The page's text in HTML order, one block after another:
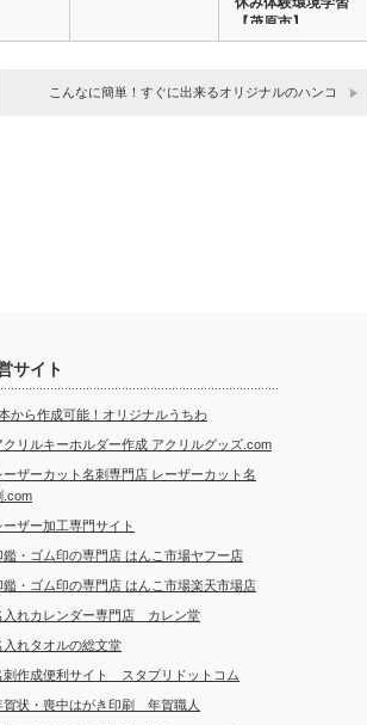
【茂原市】
こんなに簡単！すぐに出来るオリジナルのハンコ
サイト
から作成可能！オリジナルうちわ
クリルキーホルダー作成 アクリルグッズ.com
ーザーカット名刺専門店 レーザーカット名
.com
ーザー加工専門サイト
鑑・ゴム印の専門店 はんこ市場ヤフー店
鑑・ゴム印の専門店 はんこ市場楽天市場店
入れカレンダー専門店 カレン堂
入れタオルの総文堂
刺作成便利サイト スタプリドットコム
賀状・喪中はがき印刷 年賀職人